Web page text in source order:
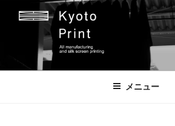
京都プリント
京都市のオリジナルプリント会社
メニュー